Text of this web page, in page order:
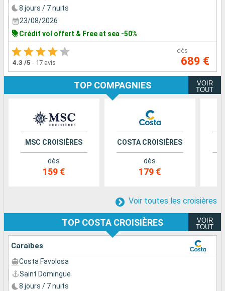
8 jours / 7 nuits
23/08/2026
Crédit vol offert & Free at sea -50%
4.3 /5 - 17 avis
dès
689 €
TOP COMPAGNIES
VOIR
TOUT
MSC CROISIÈRES
dès
159 €
COSTA CROISIÈRES
dès
179 €
Voir toutes les croisières
TOP COSTA CROISIÈRES
VOIR
TOUT
Caraïbes
Costa Favolosa
Saint Domingue
8 jours / 7 nuits